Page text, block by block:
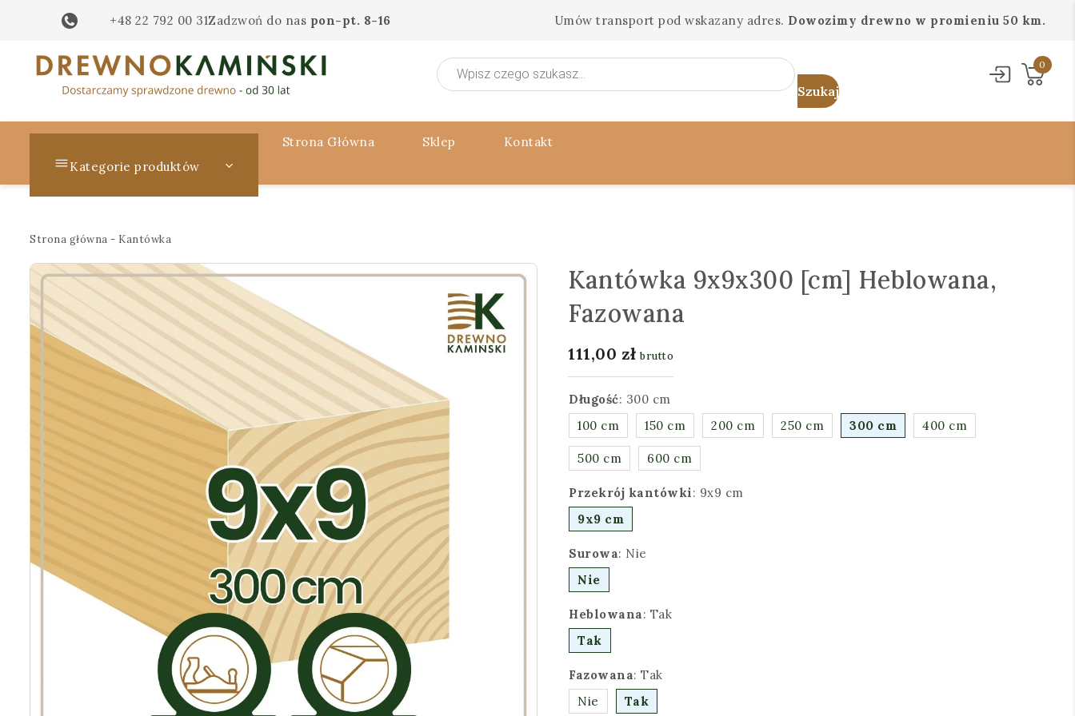
+48 22 792 00 31Zadzwoń do nas pon-pt. 8-16 Umów transport pod wskazany adres. Dowozimy drewno w promieniu 50 km.
Wyszukiwarka
produktów
0
Kategorie produktów
Strona Główna Sklep Kontakt
Strona główna - Kantówka
Kantówka 9x9x300 [cm] Heblowana,
Fazowana
111,00 zł brutto
Długość: 300 cm
100 cm
150 cm 200 cm 250 cm 300 cm 400 cm
500 cm 600 cm
Przekrój kantówki: 9x9 cm
9x9 cm
Surowa: Nie
Nie
Heblowana: Tak
Tak
Fazowana: Tak
Nie
Tak